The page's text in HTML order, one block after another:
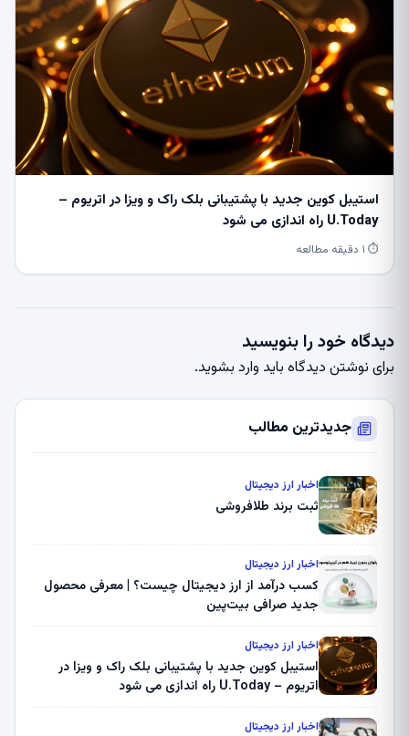
استیبل کوین جدید با پشتیبانی بلک راک و ویزا در اتریوم –
U.Today راه اندازی می شود
⏱ ۱ دقیقه مطالعه
دیدگاه خود را بنویسید
برای نوشتن دیدگاه باید وارد بشوید.
جدیدترین مطالب
اخبار ارز دیجیتال
ثبت برند طلافروشی
اخبار ارز دیجیتال
کسب درآمد از ارز دیجیتال چیست؟ | معرفی محصول
جدید صرافی بیت‌پین
اخبار ارز دیجیتال
استیبل کوین جدید با پشتیبانی بلک راک و ویزا در
اتریوم – U.Today راه اندازی می شود
اخبار ارز دیجیتال